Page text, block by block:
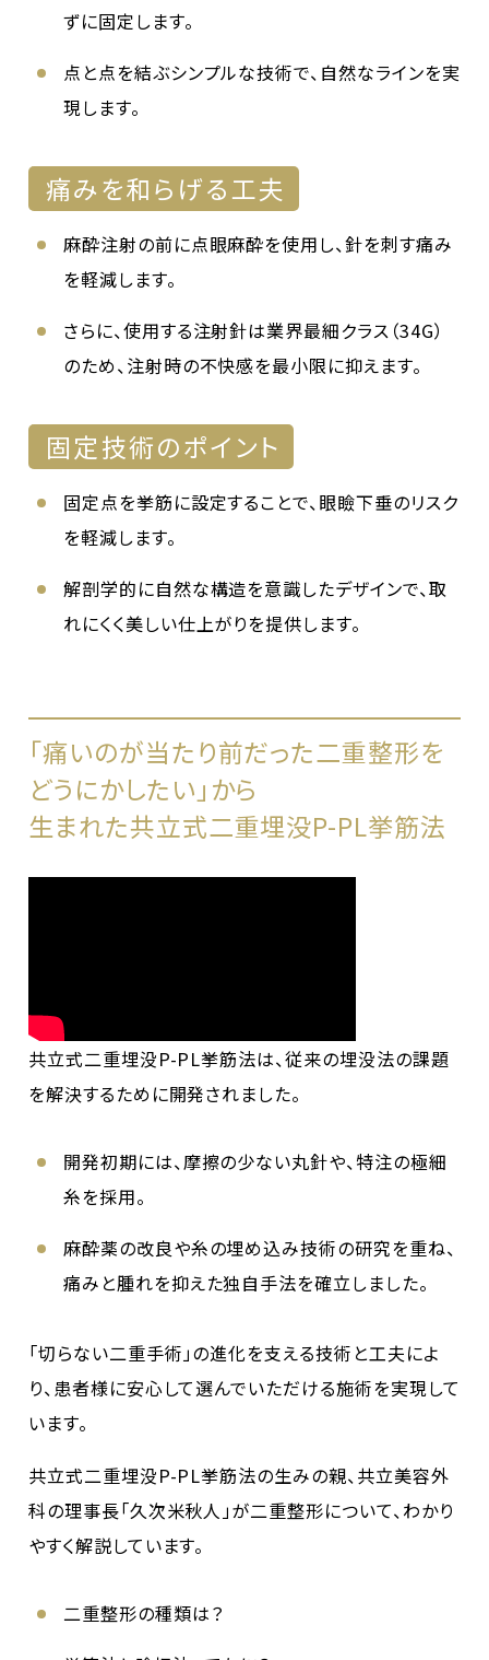
ずに固定します。
点と点を結ぶシンプルな技術で、自然なラインを実
現します。
痛みを和らげる工夫
麻酔注射の前に点眼麻酔を使用し、針を刺す痛み
を軽減します。
さらに、使用する注射針は業界最細クラス（34G）
のため、注射時の不快感を最小限に抑えます。
固定技術のポイント
固定点を挙筋に設定することで、眼瞼下垂のリスク
を軽減します。
解剖学的に自然な構造を意識したデザインで、取
れにくく美しい仕上がりを提供します。
「痛いのが当たり前だった二重整形を
どうにかしたい」から
生まれた共立式二重埋没P-PL挙筋法
共立式二重埋没P-PL挙筋法は、従来の埋没法の課題
を解決するために開発されました。
開発初期には、摩擦の少ない丸針や、特注の極細
糸を採用。
麻酔薬の改良や糸の埋め込み技術の研究を重ね、
痛みと腫れを抑えた独自手法を確立しました。
「切らない二重手術」の進化を支える技術と工夫によ
り、患者様に安心して選んでいただける施術を実現して
います。
共立式二重埋没P-PL挙筋法の生みの親、共立美容外
科の理事長「久次米秋人」が二重整形について、わかり
やすく解説しています。
二重整形の種類は？